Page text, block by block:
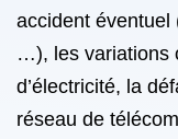
accident éventuel
…), les variations
d’électricité, la
réseau de